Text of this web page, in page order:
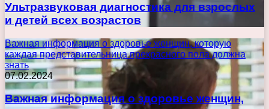
Ультразвуковая диагностика для взрослых
и детей всех возрастов
Важная информация о здоровье женщин, которую
каждая представительница прекрасного пола должна
знать
07.02.2024
Важная информация о здоровье женщин,